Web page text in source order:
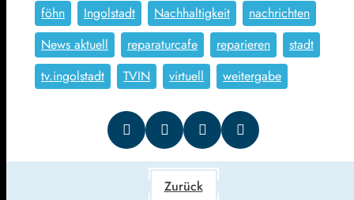
föhn
Ingolstadt Nachhaltigkeit
nachrichten
News aktuell
reparaturcafe reparieren
stadt
tv.ingolstadt
TVIN virtuell weitergabe
Zurück